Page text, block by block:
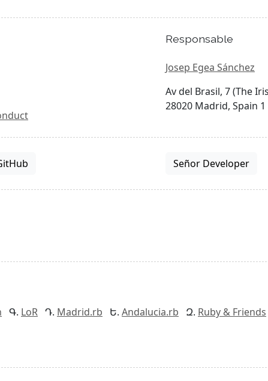
Responsable
Josep Egea Sánchez
Av del Brasil, 7 (The
28020 Madrid, Spain 1
Señor Developer
LoR Madrid.rb Andalucia.rb Ruby & Friends